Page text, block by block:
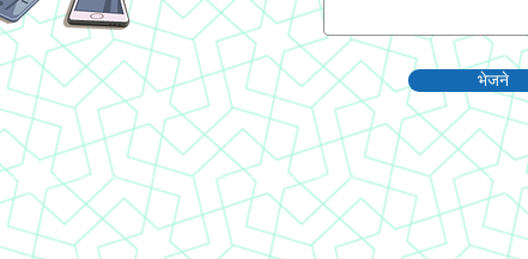
भेजने